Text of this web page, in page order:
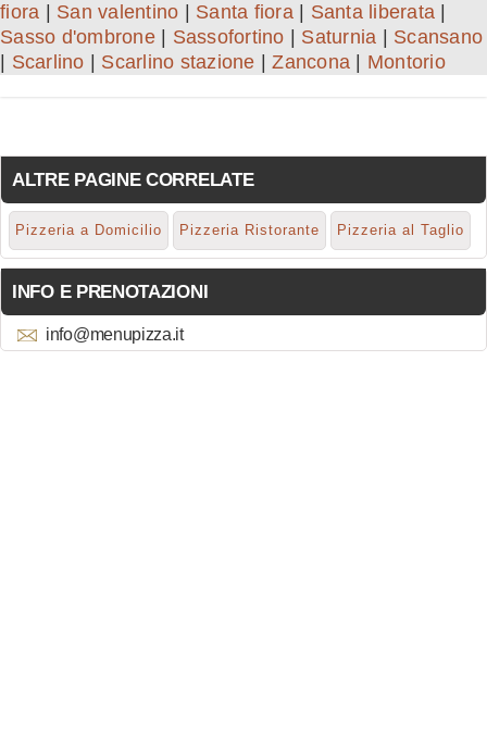
fiora
San valentino Santa fiora| Santa liberata
Sasso d'ombrone| Sassofortino Saturnia
Scansano
Scarlino Scarlino stazione |Zancona Montorio
ALTRE PAGINE CORRELATE
Pizzeria a Domicilio Pizzeria Ristorante Pizzeria al Taglio
INFO E PRENOTAZIONI
info@menupizza.it